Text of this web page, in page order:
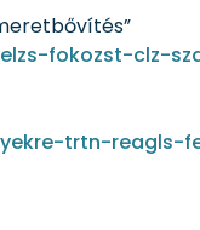
fokozst-clz-
trtn-reagls-